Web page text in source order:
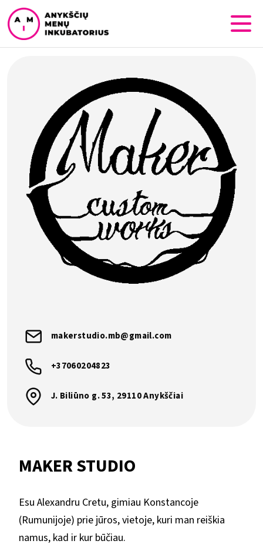
makerstudio.mb@gmail.com
+37060204823
J. Biliūno g. 53, 29110 Anykščiai
MAKER STUDIO
Esu Alexandru Cretu, gimiau Konstancoje
(Rumunijoje) prie jūros, vietoje, kuri man reiškia
namus, kad ir kur būčiau.